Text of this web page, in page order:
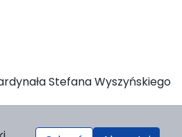
Stefana Wyszyńskiego
OJS/PKP